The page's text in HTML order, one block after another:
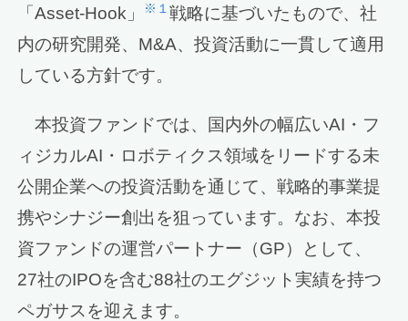
「Asset-Hook」
※１戦略に基づいたもので、社
内の研究開発、M&A、投資活動に一貫して適用
している方針です。
本投資ファンドでは、国内外の幅広いAI・フ
ィジカルAI・ロボティクス領域をリードする未
公開企業への投資活動を通じて、戦略的事業提
携やシナジー創出を狙っています。なお、本投
資ファンドの運営パートナー（GP）として、
27社のIPOを含む88社のエグジット実績を持つ
ペガサスを迎えます。